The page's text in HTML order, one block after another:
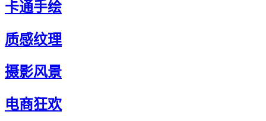
卡通手绘
质感纹理
摄影风景
电商狂欢